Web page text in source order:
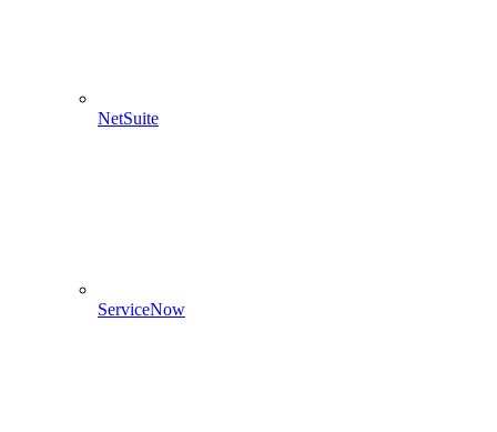
NetSuite
ServiceNow